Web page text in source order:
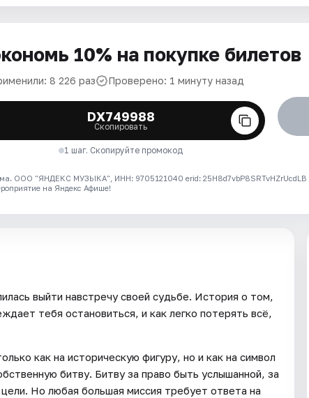
10% на покупке билетов
8 226 раз Проверено: 1 минуту назад
DX749988
Скопировать
1 шаг. Скопируйте промокод
ООО "ЯНДЕКС МУЗЫКА", ИНН: 9705121040 erid: 25H8d7vbP8SRTvHZrUcdLB
на Яндекс Афише!
выйти навстречу своей судьбе. История о том,
тебя остановиться, и как легко потерять всё,
как на историческую фигуру, но и как на символ
битву. Битву за право быть услышанной, за
Но любая большая миссия требует ответа на